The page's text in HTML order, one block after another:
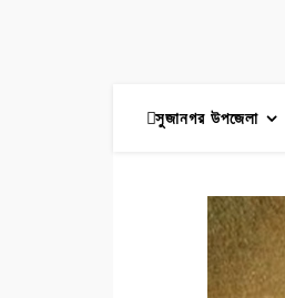
সুজানগর উপজেলা